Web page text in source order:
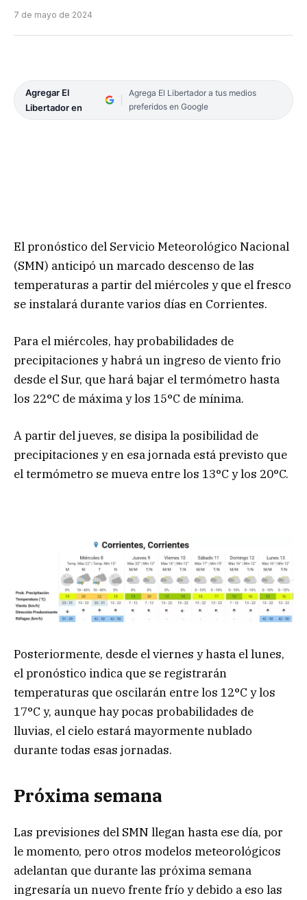
7 de mayo de 2024
Agregar El
Libertador en
Agrega El Libertador a tus medios
preferidos en Google
El pronóstico del Servicio Meteorológico Nacional
(SMN) anticipó un marcado descenso de las
temperaturas a partir del miércoles y que el fresco
se instalará durante varios días en Corrientes.
Para el miércoles, hay probabilidades de
precipitaciones y habrá un ingreso de viento frio
desde el Sur, que hará bajar el termómetro hasta
los 22°C de máxima y los 15°C de mínima.
A partir del jueves, se disipa la posibilidad de
precipitaciones y en esa jornada está previsto que
el termómetro se mueva entre los 13°C y los 20°C.
Posteriormente, desde el viernes y hasta el lunes,
el pronóstico indica que se registrarán
temperaturas que oscilarán entre los 12°C y los
17°C y, aunque hay pocas probabilidades de
lluvias, el cielo estará mayormente nublado
durante todas esas jornadas.
Próxima semana
Las previsiones del SMN llegan hasta ese día, por
le momento, pero otros modelos meteorológicos
adelantan que durante las próxima semana
ingresaría un nuevo frente frío y debido a eso las